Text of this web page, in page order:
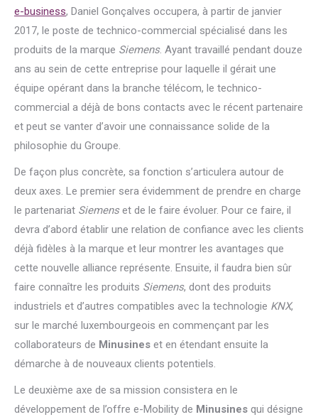
e-business, Daniel Gonçalves occupera, à partir de janvier
2017, le poste de technico-commercial spécialisé dans les
produits de la marque Siemens. Ayant travaillé pendant douze
ans au sein de cette entreprise pour laquelle il gérait une
équipe opérant dans la branche télécom, le technico-
commercial a déjà de bons contacts avec le récent partenaire
et peut se vanter d’avoir une connaissance solide de la
philosophie du Groupe.
De façon plus concrète, sa fonction s’articulera autour de
deux axes. Le premier sera évidemment de prendre en charge
le partenariat Siemenset de le faire évoluer. Pour ce faire, il
devra d’abord établir une relation de confiance avec les clients
déjà fidèles à la marque et leur montrer les avantages que
cette nouvelle alliance représente. Ensuite, il faudra bien sûr
faire connaître les produits Siemens, dont des produits
industriels et d’autres compatibles avec la technologie KNX,
sur le marché luxembourgeois en commençant par les
collaborateurs de Minusines et en étendant ensuite la
démarche à de nouveaux clients potentiels.
Le deuxième axe de sa mission consistera en le
développement de l’offre e-Mobility de Minusines qui désigne